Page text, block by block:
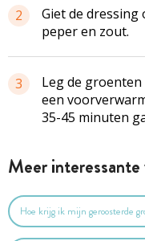
2
Giet de
peper en zout.
3
Leg de
een
35-45 minuten
Meer interessante
Hoe krijg ik mijn geroosterde